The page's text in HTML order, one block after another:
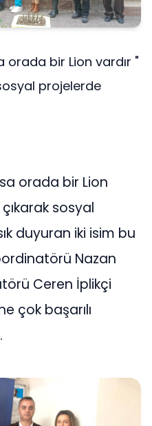
bir Lion vardır "
projelerde
orada bir Lion
sosyal
duyuran iki isim bu
Nazan
Ceren İplikçi
çok başarılı